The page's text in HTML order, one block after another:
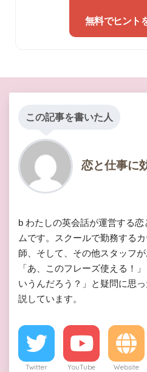
無料でヒント
この記事を書いた人
恋と仕事に
b わたしの英会話が運営する
ムです。スクールで勤務する
師、そして、その他スタッフ
「あ、このフレーズ使える！
いうんだろう？」と疑問に思
説しています。
Twitter YouTube Website